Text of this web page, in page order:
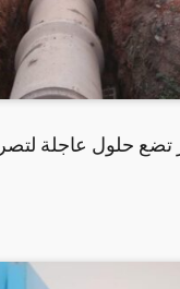
حلول عاجلة